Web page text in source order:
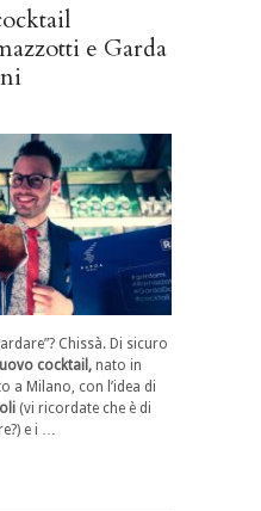
e Garda
Chissà. Di sicuro
cocktail, nato in
a Milano, con l’idea di
(vi ricordate che è di
e i …